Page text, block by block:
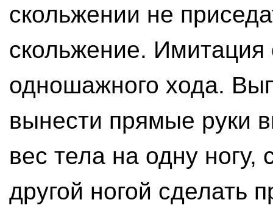
скольжении не
скольжение. Имитация
одношажного хода.
вынести прямые руки
вес тела на одну ногу,
другой ногой сделать